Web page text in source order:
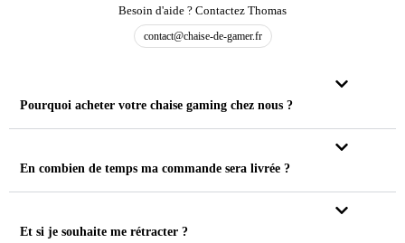
Besoin d'aide ? Contactez Thomas
contact@chaise-de-gamer.fr
Pourquoi acheter votre chaise gaming chez nous ?
En combien de temps ma commande sera livrée ?
Et si je souhaite me rétracter ?